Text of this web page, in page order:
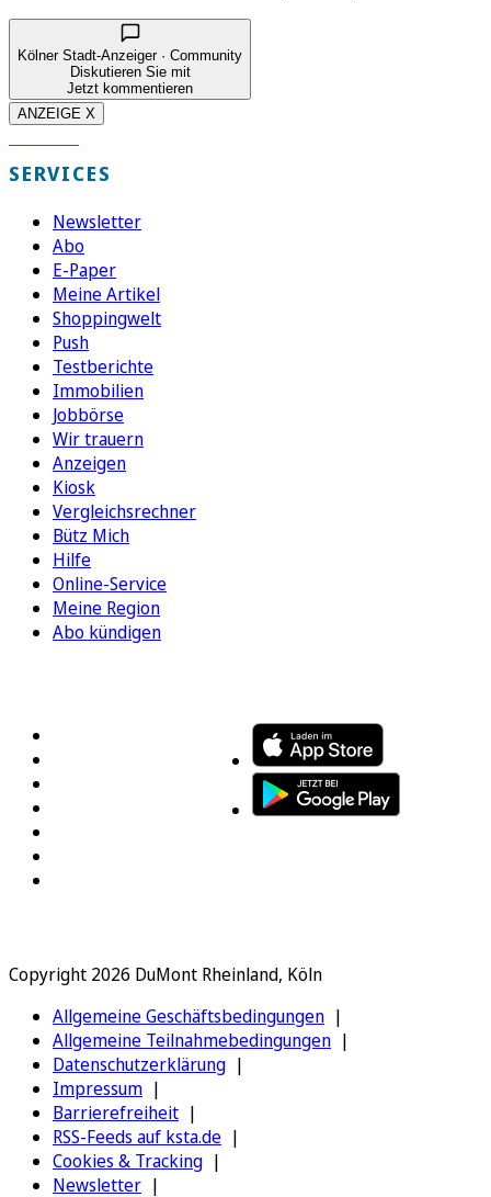
Kölner Stadt-Anzeiger · Community
Diskutieren Sie mit
Jetzt kommentieren
ANZEIGE X
SERVICES
Newsletter
Abo
E-Paper
Meine Artikel
Shoppingwelt
Push
Testberichte
Immobilien
Jobbörse
Wir trauern
Anzeigen
Kiosk
Vergleichsrechner
Bütz Mich
Hilfe
Online-Service
Meine Region
Abo kündigen
Copyright 2026 DuMont Rheinland, Köln
Allgemeine Geschäftsbedingungen
Allgemeine Teilnahmebedingungen
Datenschutzerklärung
Impressum
Barrierefreiheit
RSS-Feeds auf ksta.de
Cookies & Tracking
Newsletter